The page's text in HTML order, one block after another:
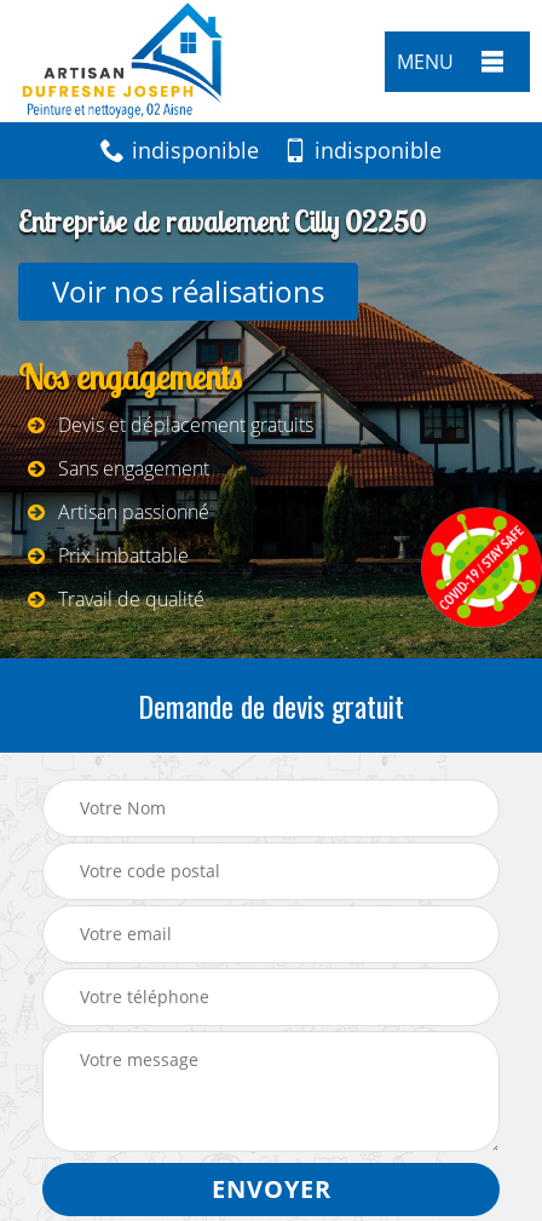
MENU
indisponible indisponible
Entreprise de ravalement Cilly 02250
Voir nos réalisations
Nos engagements
Devis et déplacement gratuits
Sans engagement
Artisan passionné
Prix imbattable
Travail de qualité
Demande de devis gratuit